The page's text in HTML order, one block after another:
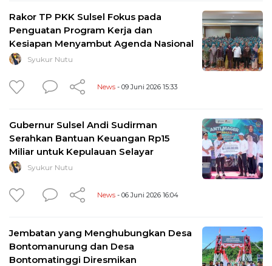
Rakor TP PKK Sulsel Fokus pada
Penguatan Program Kerja dan
Kesiapan Menyambut Agenda Nasional
Syukur Nutu
News - 09 Juni 2026 15:33
Gubernur Sulsel Andi Sudirman
Serahkan Bantuan Keuangan Rp15
Miliar untuk Kepulauan Selayar
Syukur Nutu
News - 06 Juni 2026 16:04
Jembatan yang Menghubungkan Desa
Bontomanurung dan Desa
Bontomatinggi Diresmikan